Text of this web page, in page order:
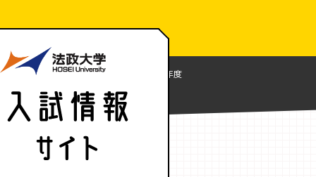
Home ニュース ニュース：2024年度